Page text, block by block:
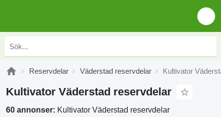
Reservdelar Väderstad reservdelar Kultivator
Kultivator Väderstad reservdelar
60 annonser: Kultivator Väderstad reservdelar